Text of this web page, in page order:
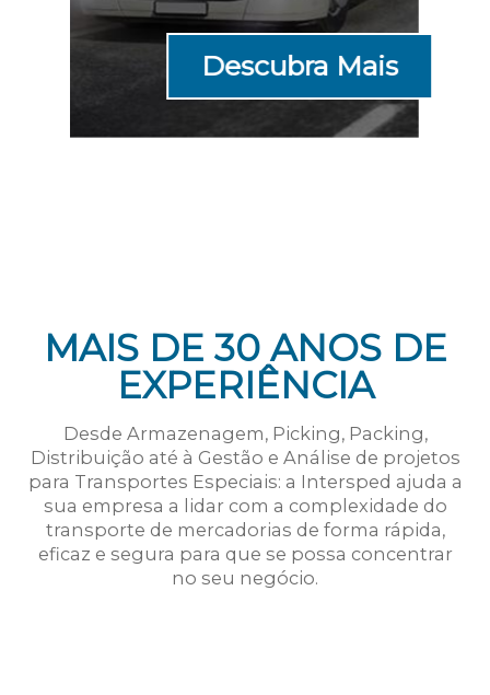
Descubra Mais
MAIS DE 30 ANOS DE
EXPERIÊNCIA
Desde Armazenagem, Picking, Packing,
Distribuição até à Gestão e Análise de projetos
para Transportes Especiais: a Intersped ajuda a
sua empresa a lidar com a complexidade do
transporte de mercadorias de forma rápida,
eficaz e segura para que se possa concentrar
no seu negócio.